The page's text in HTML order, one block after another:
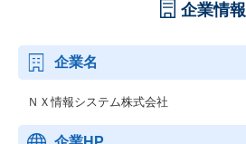
企業情報
企業名
ＮＸ情報システム株式会社